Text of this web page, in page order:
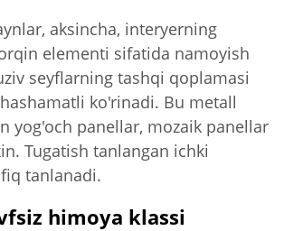
aksincha, interyerning
elementi sifatida namoyish
seyflarning tashqi qoplamasi
ko'rinadi. Bu metall
yog'och panellar, mozaik panellar
Tugatish tanlangan ichki
tanlanadi.
himoya klassi